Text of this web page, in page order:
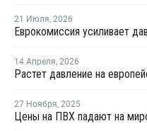
21 Июля, 2026
14 Апреля, 2026
27 Ноября, 2025